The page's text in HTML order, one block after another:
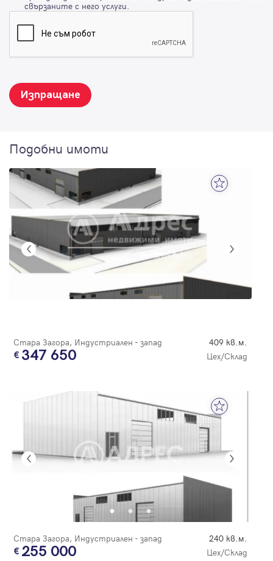
свързаните с него услуги.
Изпращане
Подобни имоти
Стара Загора, Индустриален - запад 409 кв.м.
347 650 Цех/Склад
Стара Загора, Индустриален - запад 240 кв.м.
255 000 Цех/Склад